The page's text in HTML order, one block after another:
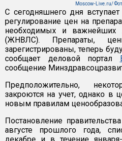
Moscow-Live.ru/
С сегодняшнего дня
регулирование цен на
необходимых и важнейших
(ЖНВЛС). Препараты,
зарегистрированы, теперь
сообщает деловой портал
сообщение
Предположительно,
закроются на учет, однако в
новым правилам
Постановление
августе прошлого года,
декабре и в течение